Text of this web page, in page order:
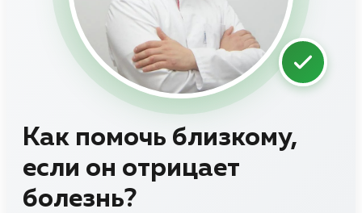
Как помочь близкому,
если он отрицает
болезнь?